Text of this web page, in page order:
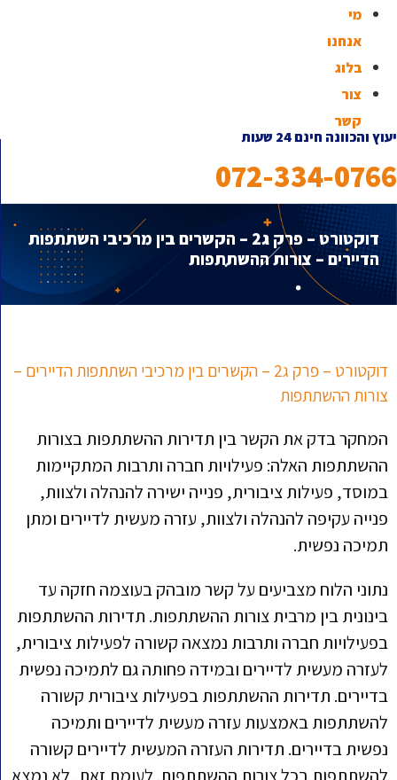
מי
אנחנו
בלוג
צור
קשר
יעוץ והכוונה חינם 24 שעות
072-334-0766
דוקטורט – פרק ג2 – הקשרים בין מרכיבי השתתפות
הדיירים – צורות ההשתתפות
דוקטורט – פרק ג2 – הקשרים בין מרכיבי השתתפות הדיירים –
צורות ההשתתפות
המחקר בדק את הקשר בין תדירות ההשתתפות בצורות
ההשתתפות האלה: פעילויות חברה ותרבות המתקיימות
במוסד, פעילות ציבורית, פנייה ישירה להנהלה ולצוות,
פנייה עקיפה להנהלה ולצוות, עזרה מעשית לדיירים ומתן
תמיכה נפשית.
נתוני הלוח מצביעים על קשר מובהק בעוצמה חזקה עד
בינונית בין מרבית צורות ההשתתפות. תדירות ההשתתפות
בפעילויות חברה ותרבות נמצאה קשורה לפעילות ציבורית,
לעזרה מעשית לדיירים ובמידה פחותה גם לתמיכה נפשית
בדיירים. תדירות ההשתתפות בפעילות ציבורית קשורה
להשתתפות באמצעות עזרה מעשית לדיירים ותמיכה
נפשית בדיירים. תדירות העזרה המעשית לדיירים קשורה